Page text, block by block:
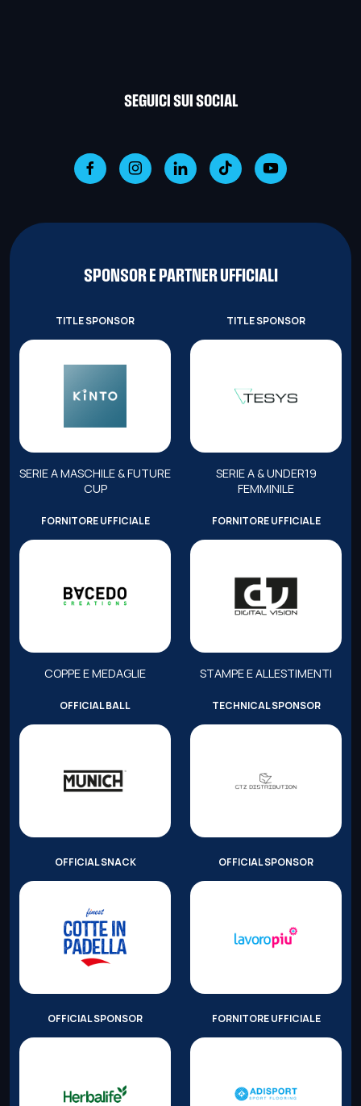
SEGUICI SUI SOCIAL
SPONSOR E PARTNER UFFICIALI
TITLE SPONSOR
SERIE A MASCHILE & FUTURE
CUP
TITLE SPONSOR
SERIE A & UNDER19
FEMMINILE
FORNITORE UFFICIALE
COPPE E MEDAGLIE
FORNITORE UFFICIALE
STAMPE E ALLESTIMENTI
OFFICIAL BALL TECHNICAL SPONSOR
OFFICIAL SNACK OFFICIAL SPONSOR
OFFICIAL SPONSOR FORNITORE UFFICIALE